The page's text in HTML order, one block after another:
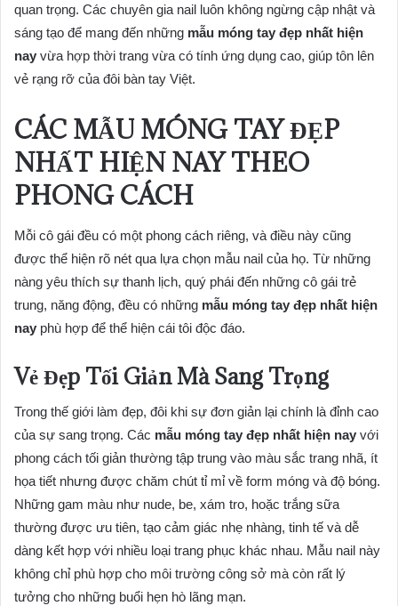
quan trọng. Các chuyên gia nail luôn không ngừng cập nhật và
sáng tạo để mang đến những mẫu móng tay đẹp nhất hiện
nay vừa hợp thời trang vừa có tính ứng dụng cao, giúp tôn lên
vẻ rạng rỡ của đôi bàn tay Việt.
CÁC MẪU MÓNG TAY ĐẸP
NHẤT HIỆN NAYTHEO
PHONG CÁCH
Mỗi cô gái đều có một phong cách riêng, và điều này cũng
được thể hiện rõ nét qua lựa chọn mẫu nail của họ. Từ những
nàng yêu thích sự thanh lịch, quý phái đến những cô gái trẻ
trung, năng động, đều có những mẫu móng tay đẹp nhất hiện
nay phù hợp để thể hiện cái tôi độc đáo.
Vẻ Đẹp Tối Giản Mà Sang Trọng
Trong thế giới làm đẹp, đôi khi sự đơn giản lại chính là đỉnh cao
của sự sang trọng. Các mẫu móng tay đẹp nhất hiện nay với
phong cách tối giản thường tập trung vào màu sắc trang nhã, ít
họa tiết nhưng được chăm chút tỉ mỉ về form móng và độ bóng.
Những gam màu như nude, be, xám tro, hoặc trắng sữa
thường được ưu tiên, tạo cảm giác nhẹ nhàng, tinh tế và dễ
dàng kết hợp với nhiều loại trang phục khác nhau. Mẫu nail này
không chỉ phù hợp cho môi trường công sở mà còn rất lý
tưởng cho những buổi hẹn hò lãng mạn.